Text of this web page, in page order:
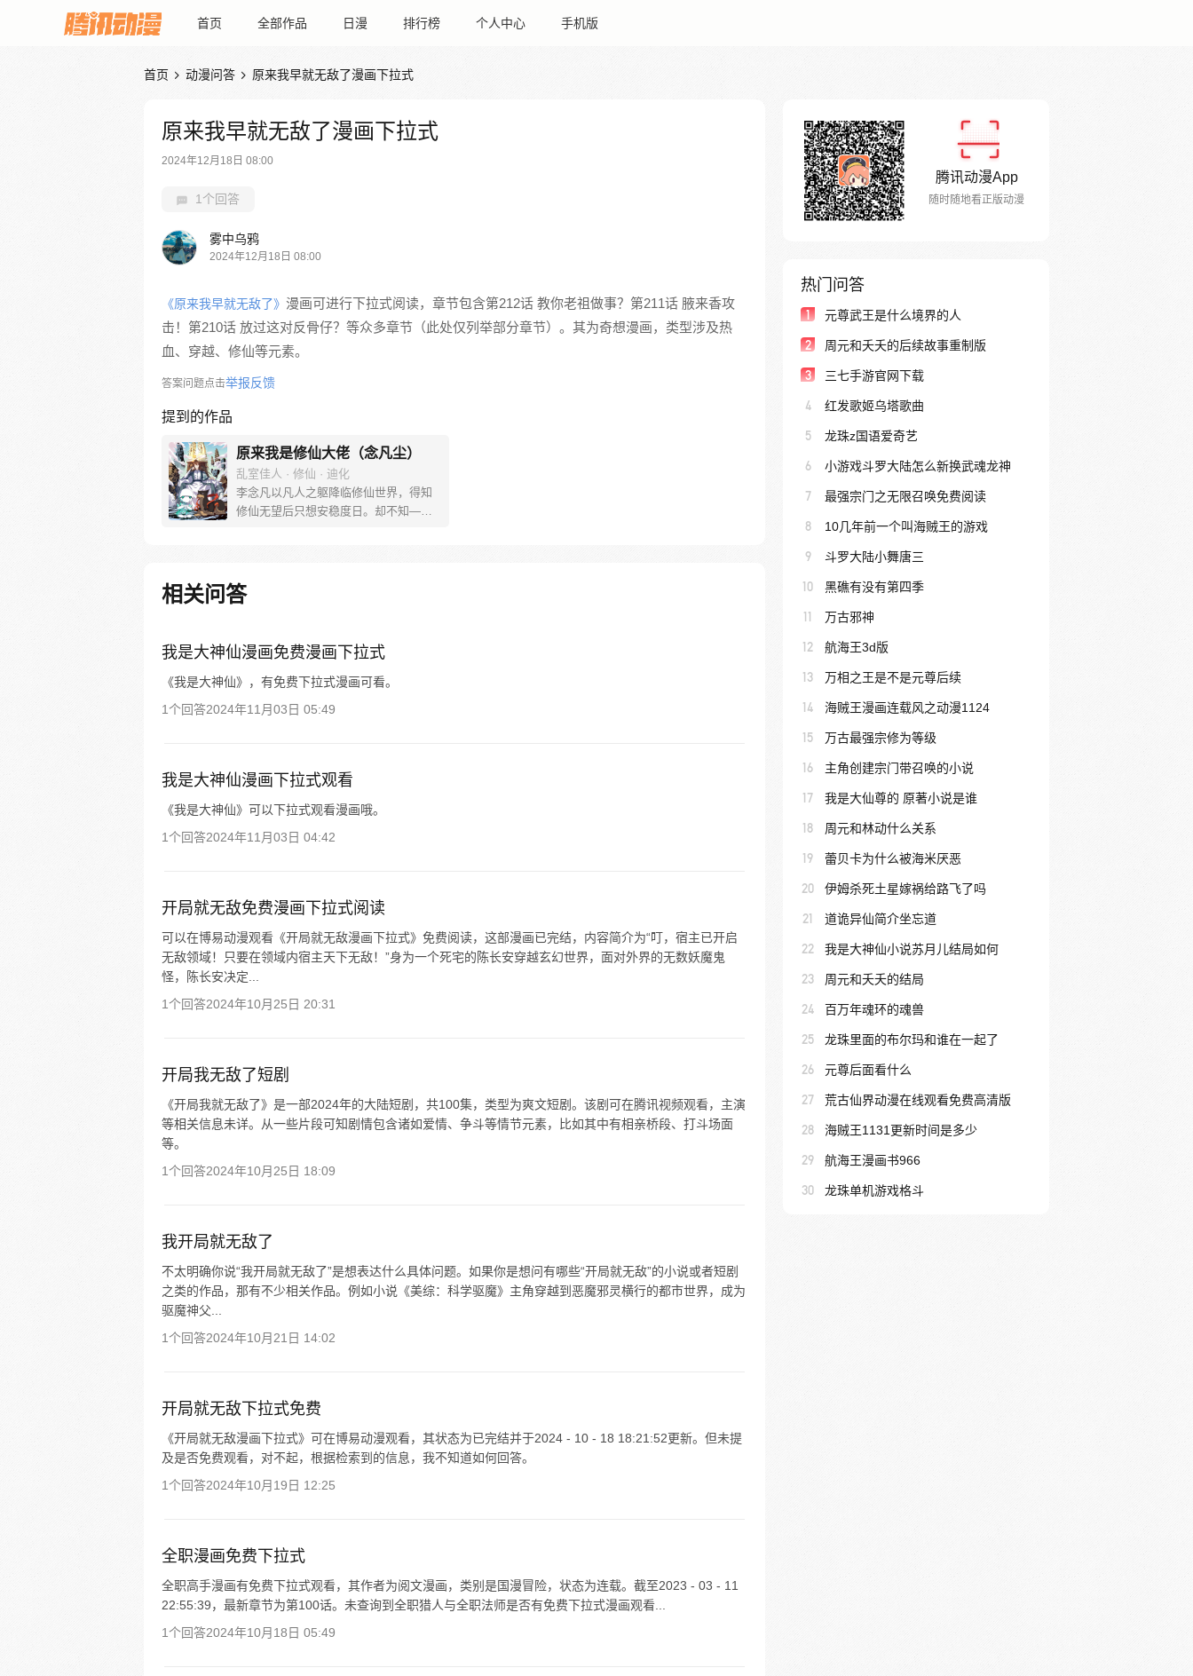
首页 全部作品 日漫 排行榜 个人中心 手机版
首页  动漫问答  原来我早就无敌了漫画下拉式
原来我早就无敌了漫画下拉式
2024年12月18日 08:00
1个回答
雾中乌鸦
2024年12月18日 08:00
《原来我早就无敌了》 漫画可进行下拉式阅读，章节包含第212话 教你老祖做事？第211话 腋来香攻
击！第210话 放过这对反骨仔？等众多章节（此处仅列举部分章节）。其为奇想漫画，类型涉及热
血、穿越、修仙等元素。
答案问题点击举报反馈
提到的作品
原来我是修仙大佬（念凡尘）
乱室佳人 · 修仙 · 迪化
李念凡以凡人之躯降临修仙世界，得知
修仙无望后只想安稳度日。却不知——
世界之树，撑起天地桥梁。 他遇到的一
个路人，因为受他随口点化，成为仙道
【原来我是修仙大佬】
相关问答
我是大神仙漫画免费漫画下拉式
《我是大神仙》，有免费下拉式漫画可看。
1个回答2024年11月03日 05:49
我是大神仙漫画下拉式观看
《我是大神仙》可以下拉式观看漫画哦。
1个回答2024年11月03日 04:42
开局就无敌免费漫画下拉式阅读
可以在博易动漫观看《开局就无敌漫画下拉式》免费阅读，这部漫画已完结，内容简介为“叮，宿主已开启
无敌领域！只要在领域内宿主天下无敌！”身为一个死宅的陈长安穿越玄幻世界，面对外界的无数妖魔鬼
怪，陈长安决定...
1个回答2024年10月25日 20:31
开局我无敌了短剧
《开局我就无敌了》是一部2024年的大陆短剧，共100集，类型为爽文短剧。该剧可在腾讯视频观看，主演
等相关信息未详。从一些片段可知剧情包含诸如爱情、争斗等情节元素，比如其中有相亲桥段、打斗场面
等。
1个回答2024年10月25日 18:09
我开局就无敌了
不太明确你说“我开局就无敌了”是想表达什么具体问题。如果你是想问有哪些“开局就无敌”的小说或者短剧
之类的作品，那有不少相关作品。例如小说《美综：科学驱魔》主角穿越到恶魔邪灵横行的都市世界，成为
驱魔神父...
1个回答2024年10月21日 14:02
开局就无敌下拉式免费
《开局就无敌漫画下拉式》可在博易动漫观看，其状态为已完结并于2024 - 10 - 18 18:21:52更新。但未提
及是否免费观看，对不起，根据检索到的信息，我不知道如何回答。
1个回答2024年10月19日 12:25
全职漫画免费下拉式
全职高手漫画有免费下拉式观看，其作者为阅文漫画，类别是国漫冒险，状态为连载。截至2023 - 03 - 11
22:55:39，最新章节为第100话。未查询到全职猎人与全职法师是否有免费下拉式漫画观看...
1个回答2024年10月18日 05:49
腾讯动漫App
随时随地看正版动漫
热门问答
1 元尊武王是什么境界的人
2 周元和夭夭的后续故事重制版
3 三七手游官网下载
4 红发歌姬乌塔歌曲
5 龙珠z国语爱奇艺
6 小游戏斗罗大陆怎么新换武魂龙神
7 最强宗门之无限召唤免费阅读
8 10几年前一个叫海贼王的游戏
9 斗罗大陆小舞唐三
10 黑礁有没有第四季
11 万古邪神
12 航海王3d版
13 万相之王是不是元尊后续
14 海贼王漫画连载风之动漫1124
15 万古最强宗修为等级
16 主角创建宗门带召唤的小说
17 我是大仙尊的 原著小说是谁
18 周元和林动什么关系
19 蕾贝卡为什么被海米厌恶
20 伊姆杀死土星嫁祸给路飞了吗
21 道诡异仙简介坐忘道
22 我是大神仙小说苏月儿结局如何
23 周元和夭夭的结局
24 百万年魂环的魂兽
25 龙珠里面的布尔玛和谁在一起了
26 元尊后面看什么
27 荒古仙界动漫在线观看免费高清版
28 海贼王1131更新时间是多少
29 航海王漫画书966
30 龙珠单机游戏格斗